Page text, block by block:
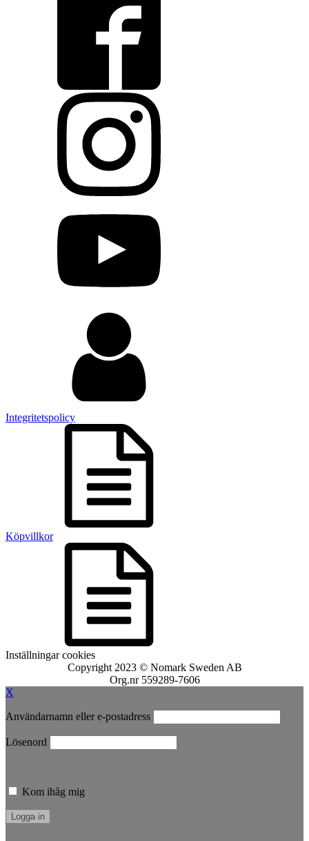
Integritetspolicy
Köpvillkor
Inställningar cookies
Copyright 2023 © Nomark Sweden AB
Org.nr 559289-7606
X
Användarnamn eller e-postadress
Lösenord
Kom ihåg mig